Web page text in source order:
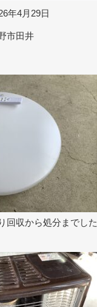
年4月29日
市田井
回収から処分までした